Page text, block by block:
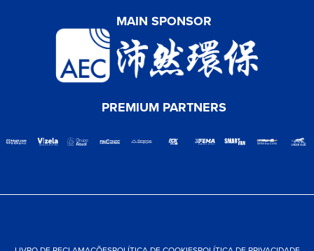
MAIN SPONSOR
PREMIUM PARTNERS